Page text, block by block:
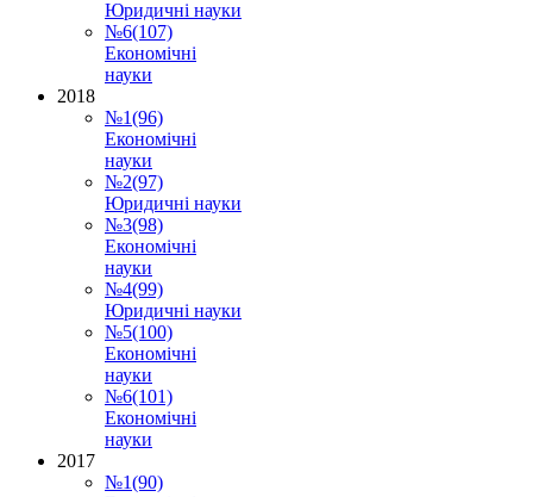
Юридичні науки
№6(107)
Економічні
науки
2018
№1(96)
Економічні
науки
№2(97)
Юридичні науки
№3(98)
Економічні
науки
№4(99)
Юридичні науки
№5(100)
Економічні
науки
№6(101)
Економічні
науки
2017
№1(90)